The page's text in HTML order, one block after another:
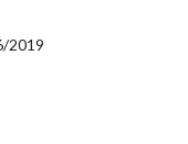
2019